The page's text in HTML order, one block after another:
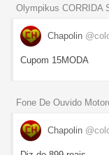
Olympikus CORRIDA
Chapolin
Cupom 15MODA
Fone De Ouvido
Chapolin